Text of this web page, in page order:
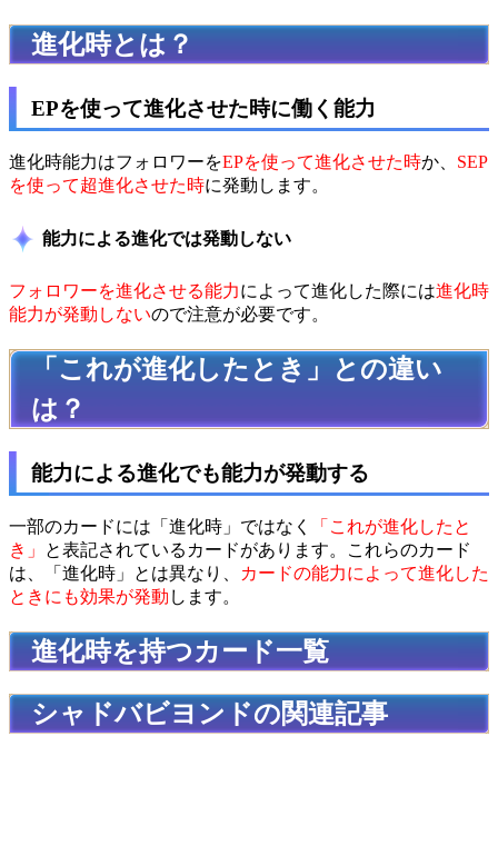
進化時とは？
EPを使って進化させた時に働く能力
進化時能力はフォロワーをEPを使って進化させた時か、 SEP
を使って超進化させた時に発動します。
能力による進化では発動しない
フォロワーを進化させる能力によって進化した際には進化時
能力が発動しないので注意が必要です。
「これが進化したとき」との違い
は？
能力による進化でも能力が発動する
一部のカードには「進化時」ではなく
「これが進化したと
き」
と表記されているカードがあります。これらのカード
は、「進化時」とは異なり、
カードの能力によって進化した
ときにも効果が発動 します。
進化時を持つカード一覧
シャドバビヨンドの関連記事